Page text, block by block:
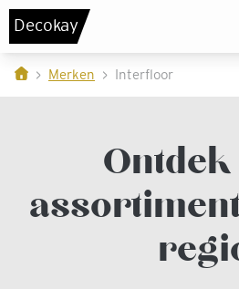
Decokay
Merken Interfloor